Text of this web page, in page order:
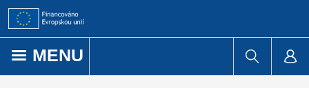
Přejít k obsahu
MENU